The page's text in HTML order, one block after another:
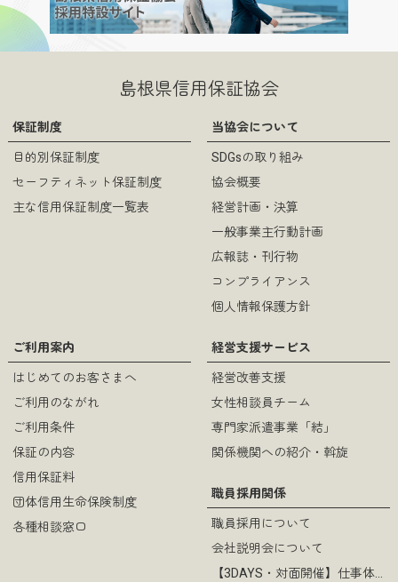
島根県信用保証協会
保証制度
目的別保証制度
セーフティネット保証制度
主な信用保証制度一覧表
当協会について
SDGsの取り組み
協会概要
経営計画・決算
一般事業主行動計画
広報誌・刊行物
コンプライアンス
個人情報保護方針
ご利用案内
はじめてのお客さまへ
ご利用のながれ
ご利用条件
保証の内容
信用保証料
団体信用生命保険制度
各種相談窓口
経営支援サービス
経営改善支援
女性相談員チーム
専門家派遣事業「結」
関係機関への紹介・斡旋
職員採用関係
職員採用について
会社説明会について
【3DAYS・対面開催】仕事体験について